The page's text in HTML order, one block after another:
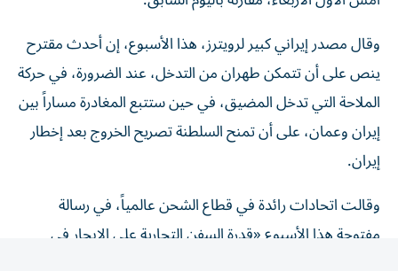
وقال مصدر إيراني كبير لرويترز، هذا الأسبوع، إن أحدث مقترح
ينص على أن تتمكن طهران من التدخل، عند الضرورة، في حركة
الملاحة التي تدخل المضيق، ​في حين ستتبع المغادرة مساراً بين
إيران وعمان، على ‌أن تمنح السلطنة تصريح الخروج بعد إخطار
إيران.
وقالت اتحادات رائدة في قطاع الشحن عالمياً، في رسالة
مفتوحة هذا الأسبوع «قدرة السفن التجارية على الإبحار في
الممرات المائية الدولية بأمان وعلى نحو يمكن التنبؤ به، ومن